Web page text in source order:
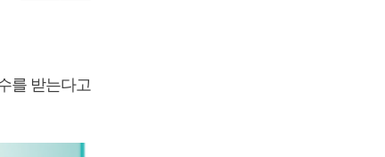
를 받는다고